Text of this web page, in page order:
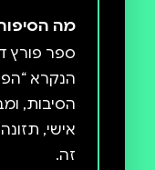
מה
ספר פורץ
הנקרא
הסיבות,
אישי,